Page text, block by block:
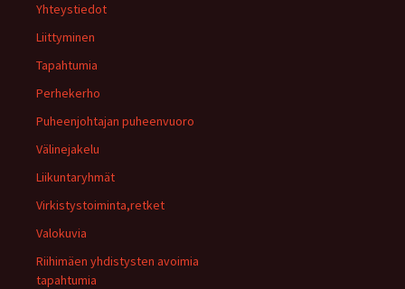
Yhteystiedot
Liittyminen
Tapahtumia
Perhekerho
Puheenjohtajan puheenvuoro
Välinejakelu
Liikuntaryhmät
Virkistystoiminta,retket
Valokuvia
Riihimäen yhdistysten avoimia
tapahtumia